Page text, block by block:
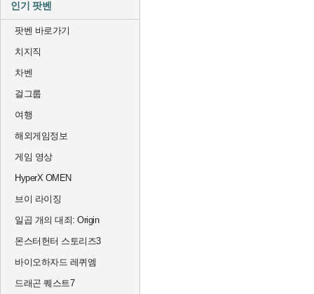
인기 팟벤
팟벤 바로가기
치지직
차벤
걸그룹
여행
해외게임정보
게임 영상
HyperX OMEN
브이 라이징
일곱 개의 대죄: Origin
몬스터헌터 스토리즈3
바이오하자드 레퀴엠
드래곤 퀘스트7